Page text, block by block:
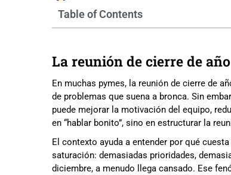
Table of Contents
La reunión de cierre de
En muchas pymes, la reunión de cierre de
de problemas que suena a bronca. Sin
puede mejorar la motivación del equipo,
en “hablar bonito”, sino en estructurar la
El contexto ayuda a entender por qué
saturación: demasiadas prioridades,
diciembre, a menudo llega cansado. Ese